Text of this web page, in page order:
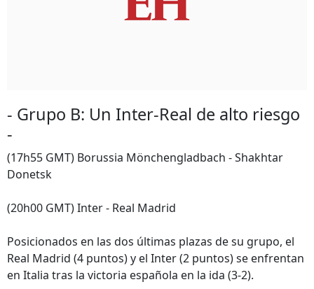
- Grupo B: Un Inter-Real de alto riesgo
-
(17h55 GMT) Borussia Mönchengladbach - Shakhtar
Donetsk
(20h00 GMT) Inter - Real Madrid
Posicionados en las dos últimas plazas de su grupo, el
Real Madrid (4 puntos) y el Inter (2 puntos) se enfrentan
en Italia tras la victoria española en la ida (3-2).